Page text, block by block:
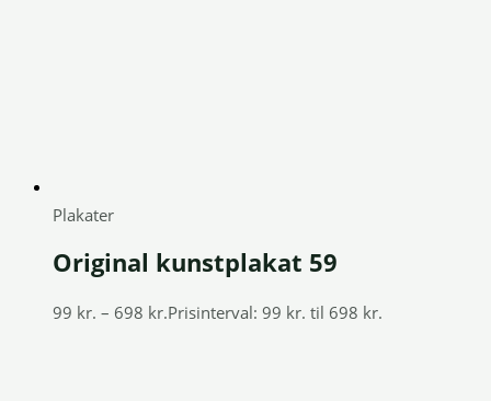
Plakater
Original kunstplakat 59
99 kr. – 698 kr.Prisinterval: 99 kr. til 698 kr.